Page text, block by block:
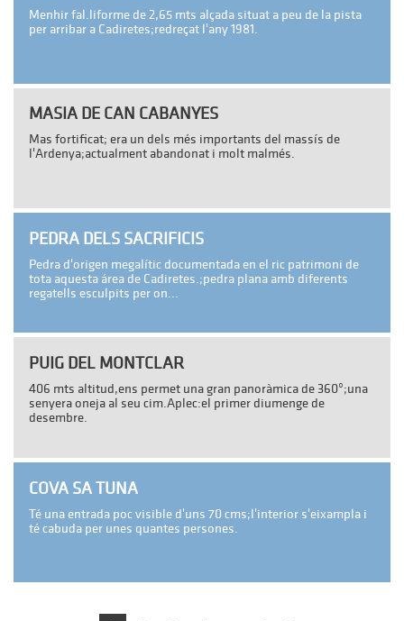
Menhir fal.liforme de 2,65 mts alçada situat a peu de la pista
per arribar a Cadiretes;redreçat l'any 1981.
MASIA DE CAN CABANYES
Mas fortificat; era un dels més importants del massís de
l'Ardenya;actualment abandonat i molt malmés.
PEDRA DELS SACRIFICIS
Pedra d'origen megalític documentada en el ric patrimoni de
tota aquesta área de Cadiretes.;pedra plana amb diferents
regatells esculpits per on...
PUIG DEL MONTCLAR
406 mts altitud,ens permet una gran panoràmica de 360º;una
senyera oneja al seu cim.Aplec:el primer diumenge de
desembre.
COVA SA TUNA
Té una entrada poc visible d'uns 70 cms;l'interior s'eixampla i
té cabuda per unes quantes persones.